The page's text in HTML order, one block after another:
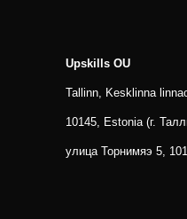
Upskills OU
Tallinn, Kesklinna
10145, Estonia (г.
улица Торнимяэ 5,